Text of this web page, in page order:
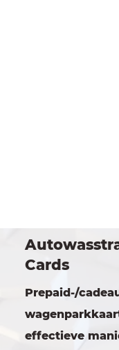
Cards
Prepaid-/
effectieve